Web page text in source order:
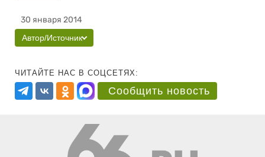
30 января 2014
Автор/Источник
ЧИТАЙТЕ НАС В СОЦСЕТЯХ:
Сообщить новость